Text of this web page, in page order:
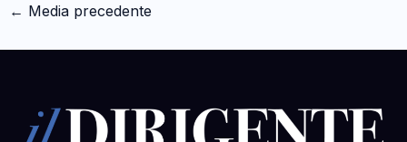
← Media precedente